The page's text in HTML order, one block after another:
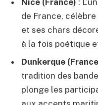
Nice (France) :
de France,
et ses chars
à la fois poétique
Dunkerque
tradition des
plonge les